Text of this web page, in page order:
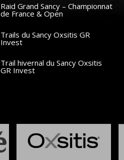
Raid Grand Sancy – Championnat
de France & Open
Trails du Sancy Oxsitis GR
Invest
Trail hivernal du Sancy Oxsitis
GR Invest